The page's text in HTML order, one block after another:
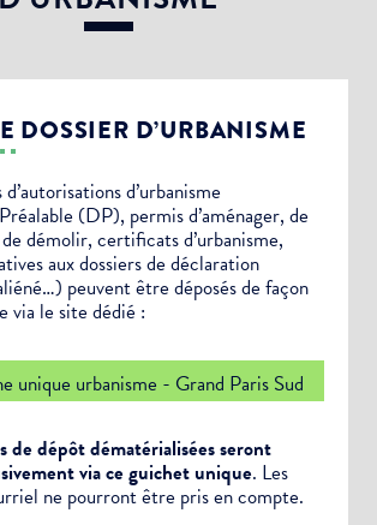
DOSSIER D’URBANISME
d’urbanisme
(DP), permis d’aménager, de
démolir, certificats d’urbanisme,
aux dossiers de déclaration
peuvent être déposés de façon
via le site dédié :
unique urbanisme - Grand Paris Sud
de dépôt dématérialisées seront
via ce guichet unique. Les
ne pourront être pris en compte.